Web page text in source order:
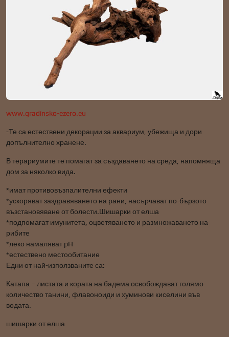
www.gradinsko-ezero.eu
-Те са естествени декорации за аквариум, убежища и дори
допълнително хранене.
В терариумите те помагат за създаването на среда, напомняща
дом за няколко вида.
*имат противовъзпалителни ефекти
*ускоряват заздравяването на рани, насърчават по-бързото
възстановяване от болести.Шишарки от елша
*подпомагат имунитета, оцветяването и размножаването на
рибите
*леко намаляват pH
*естествено местообитание
Едни от най-използваните са:
Катапа – листата и кората на бадема освобождават голямо
количество танини, флавоноиди и хуминови киселини във
водата.
шишарки от елша